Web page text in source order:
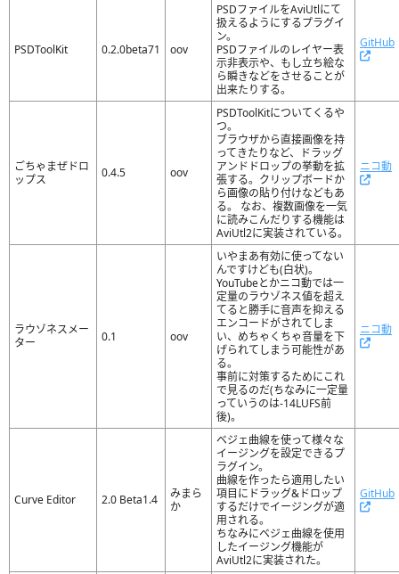
PSDToolKit 0.2.0beta71 oov
PSDファイルをAviUtlにて
扱えるようにするプラグイ
ン。
PSDファイルのレイヤー表
示非表示や、もし立ち絵な
ら瞬きなどをさせることが
出来たりする。
GitHub
ごちゃまぜドロ
ップス
0.4.5 oov
PSDToolKitについてくるや
つ。
ブラウザから直接画像を持
ってきたりなど、ドラッグ
アンドドロップの挙動を拡
張する。クリップボードか
ら画像の貼り付けなどもあ
る。 なお、複数画像を一気
に読みこんだりする機能は
AviUtl2に実装されている。
ニコ動
ラウゾネスメー
ター
0.1 oov
いやまあ有効に使ってない
んですけども(白状)。
YouTubeとかニコ動では一
定量のラウゾネス値を超え
てると勝手に音声を抑える
エンコードがされてしま
い、めちゃくちゃ音量を下
げられてしまう可能性があ
る。
事前に対策するためにこれ
で見るのだ(ちなみに一定量
っていうのは-14LUFS前
後)。
ニコ動
Curve Editor 2.0 Beta1.4
みまら
か
ベジェ曲線を使って様々な
イージングを設定できるプ
ラグイン。
曲線を作ったら適用したい
項目にドラッグ&ドロップ
するだけでイージングが適
用される。
ちなみにベジェ曲線を使用
したイージング機能が
AviUtl2に実装された。
GitHub